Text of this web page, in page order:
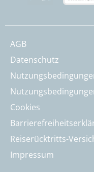
AGB
Datenschutz
Cookies
Reiserücktritts-
Impressum